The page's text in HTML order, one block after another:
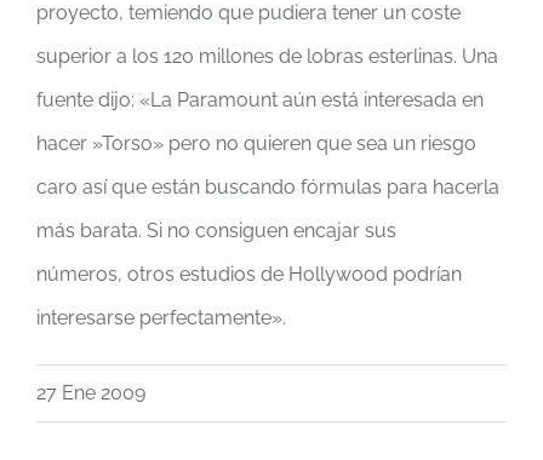
proyecto, temiendo que pudiera tener un coste
superior a los 120 millones de lobras esterlinas. Una
fuente dijo: «La Paramount aún está interesada en
hacer »Torso» pero no quieren que sea un riesgo
caro así que están buscando fórmulas para hacerla
más barata. Si no consiguen encajar sus
números, otros estudios de Hollywood podrían
interesarse perfectamente».
27 Ene 2009